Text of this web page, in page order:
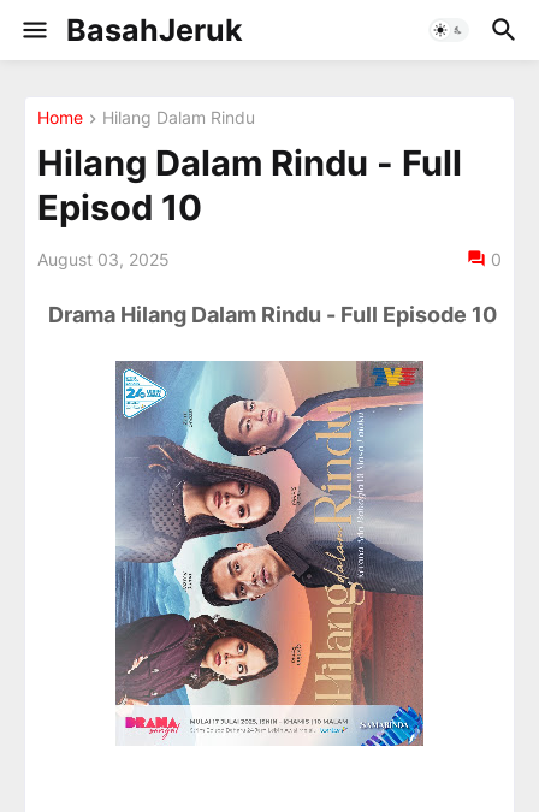
BasahJeruk
Home Hilang Dalam Rindu
Hilang Dalam Rindu - Full
Episod 10
August 03, 2025 0
Drama Hilang Dalam Rindu - Full Episode 10